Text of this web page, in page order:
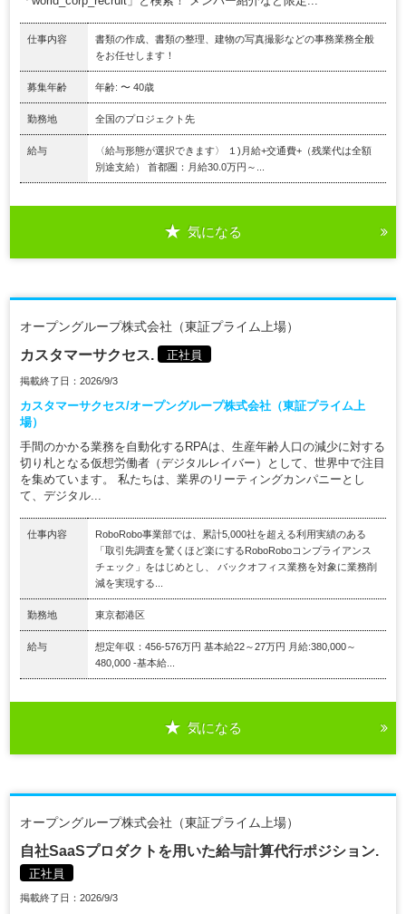
仕事内容
書類の作成、書類の整理、建物の写真撮影などの事務業務全般
をお任せします！
募集年齢 年齢: 〜 40歳
勤務地 全国のプロジェクト先
給与
〈給与形態が選択できます〉 １)月給+交通費+（残業代は全額
別途支給） 首都圏：月給30.0万円～...
気になる
オープングループ株式会社（東証プライム上場）
カスタマーサクセス. 正社員
掲載終了日：2026/9/3
カスタマーサクセス/オープングループ株式会社（東証プライム上
場）
手間のかかる業務を自動化するRPAは、生産年齢人口の減少に対する
切り札となる仮想労働者（デジタルレイバー）として、世界中で注目
を集めています。 私たちは、業界のリーティングカンパニーとし
て、デジタル...
仕事内容
RoboRobo事業部では、累計5,000社を超える利用実績のある
「取引先調査を驚くほど楽にするRoboRoboコンプライアンス
チェック」をはじめとし、 バックオフィス業務を対象に業務削
減を実現する...
勤務地 東京都港区
給与
想定年収：456-576万円 基本給22～27万円 月給:380,000～
480,000 ‐基本給...
気になる
オープングループ株式会社（東証プライム上場）
自社SaaSプロダクトを用いた給与計算代行ポジション.
正社員
掲載終了日：2026/9/3